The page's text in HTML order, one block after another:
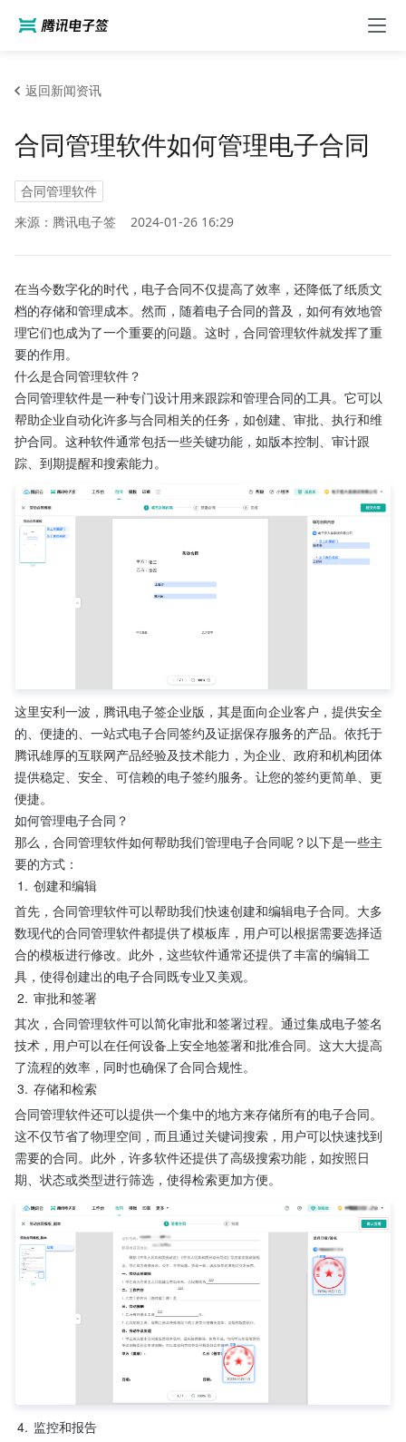
返回新闻资讯
合同管理软件如何管理电子合同
合同管理软件
来源：腾讯电子签
2024-01-26 16:29
在当今数字化的时代，电子合同不仅提高了效率，还降低了纸质文
档的存储和管理成本。然而，随着电子合同的普及，如何有效地管
理它们也成为了一个重要的问题。这时，合同管理软件就发挥了重
要的作用。
什么是合同管理软件？
合同管理软件是一种专门设计用来跟踪和管理合同的工具。它可以
帮助企业自动化许多与合同相关的任务，如创建、审批、执行和维
护合同。这种软件通常包括一些关键功能，如版本控制、审计跟
踪、到期提醒和搜索能力。
这里安利一波，腾讯电子签企业版，其是面向企业客户，提供安全
的、便捷的、一站式电子合同签约及证据保存服务的产品。依托于
腾讯雄厚的互联网产品经验及技术能力，为企业、政府和机构团体
提供稳定、安全、可信赖的电子签约服务。让您的签约更简单、更
便捷。
如何管理电子合同？
那么，合同管理软件如何帮助我们管理电子合同呢？以下是一些主
要的方式：
1. 创建和编辑
首先，合同管理软件可以帮助我们快速创建和编辑电子合同。大多
数现代的合同管理软件都提供了模板库，用户可以根据需要选择适
合的模板进行修改。此外，这些软件通常还提供了丰富的编辑工
具，使得创建出的电子合同既专业又美观。
2. 审批和签署
其次，合同管理软件可以简化审批和签署过程。通过集成电子签名
技术，用户可以在任何设备上安全地签署和批准合同。这大大提高
了流程的效率，同时也确保了合同合规性。
3. 存储和检索
合同管理软件还可以提供一个集中的地方来存储所有的电子合同。
这不仅节省了物理空间，而且通过关键词搜索，用户可以快速找到
需要的合同。此外，许多软件还提供了高级搜索功能，如按照日
期、状态或类型进行筛选，使得检索更加方便。
4. 监控和报告